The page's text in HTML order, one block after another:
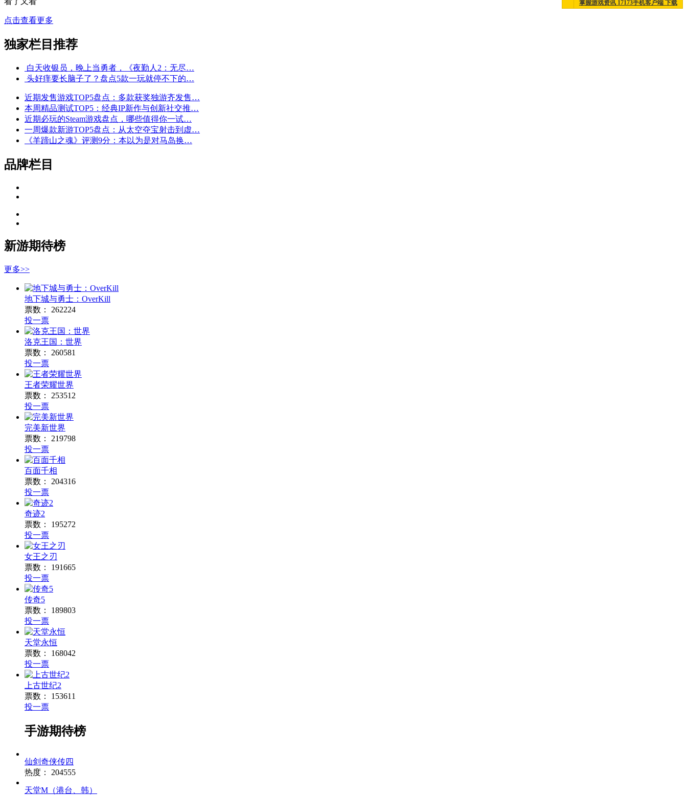
掌握游戏资讯 17173手机客户端 下载
点击查看更多
独家栏目推荐
白天收银员，晚上当勇者，《夜勤人2：无尽…
头好痒要长脑子了？盘点5款一玩就停不下的…
近期发售游戏TOP5盘点：多款获奖独游齐发售…
本周精品测试TOP5：经典IP新作与创新社交推…
近期必玩的Steam游戏盘点，哪些值得你一试…
一周爆款新游TOP5盘点：从太空夺宝射击到虚…
《羊蹄山之魂》评测9分：本以为是对马岛换…
品牌栏目
新游期待榜
更多>>
地下城与勇士：OverKill
票数：
262224
投一票
洛克王国：世界
票数：
260581
投一票
王者荣耀世界
票数：
253512
投一票
完美新世界
票数：
219798
投一票
百面千相
票数：
204316
投一票
奇迹2
票数：
195272
投一票
女王之刃
票数：
191665
投一票
传奇5
票数：
189803
投一票
天堂永恒
票数：
168042
投一票
上古世纪2
票数：
153611
投一票
手游期待榜
仙剑奇侠传四
热度：
204555
天堂M（港台、韩）